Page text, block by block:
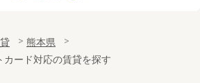
積
54.8m²
2LDK
熊本県
ード対応の賃貸を探す